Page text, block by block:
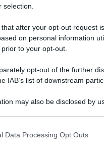
selection.
that after your opt-out request
on personal information
to your opt-out.
opt-out of the further
IAB’s list of downstream
may also be disclosed by
including but not limited to
Data Processing Opt Outs
di auto e per chi